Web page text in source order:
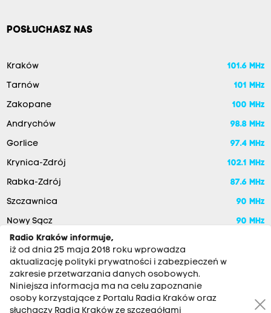
POSŁUCHASZ NAS
Kraków 101.6 MHz
Tarnów 101 MHz
Zakopane 100 MHz
Andrychów 98.8 MHz
Gorlice 97.4 MHz
Krynica-Zdrój 102.1 MHz
Rabka-Zdrój 87.6 MHz
Szczawnica 90 MHz
Nowy Sącz
90 MHz
Radio Kraków informuje,
iż od dnia 25 maja 2018 roku wprowadza
aktualizację polityki prywatności i zabezpieczeń w
zakresie przetwarzania danych osobowych.
Niniejsza informacja ma na celu zapoznanie
osoby korzystające z Portalu Radia Kraków oraz
słuchaczy Radia Kraków ze szczegółami